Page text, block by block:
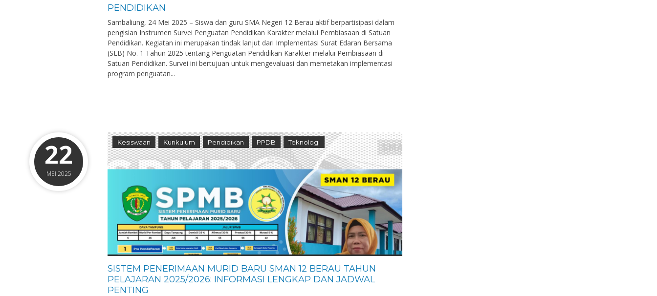
PENDIDIKAN
Sambaliung, 24 Mei 2025 – Siswa dan guru SMA Negeri 12 Berau aktif berpartisipasi dalam
pengisian Instrumen Survei Penguatan Pendidikan Karakter melalui Pembiasaan di Satuan
Pendidikan. Kegiatan ini merupakan tindak lanjut dari Implementasi Surat Edaran Bersama
(SEB) No. 1 Tahun 2025 tentang Penguatan Pendidikan Karakter melalui Pembiasaan di
Satuan Pendidikan. Survei ini bertujuan untuk mengevaluasi dan memetakan implementasi
program penguatan...
22
MEI 2025
Kesiswaan Kurikulum Pendidikan PPDB Teknologi
SISTEM PENERIMAAN MURID BARU SMAN 12 BERAU TAHUN
PELAJARAN 2025/2026: INFORMASI LENGKAP DAN JADWAL
PENTING